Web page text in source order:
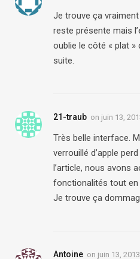
Je trouve ça vraiment
reste présente mais
oublie le côté « plat »
suite.
21-traub on juin 13,
Très belle interface.
verrouillé d’apple
l’article, nous avons
fonctionalités tout en
Je trouve ça
Antoine on juin 13,